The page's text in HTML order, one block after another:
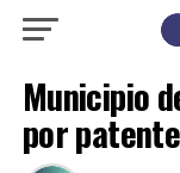
Municipio
por